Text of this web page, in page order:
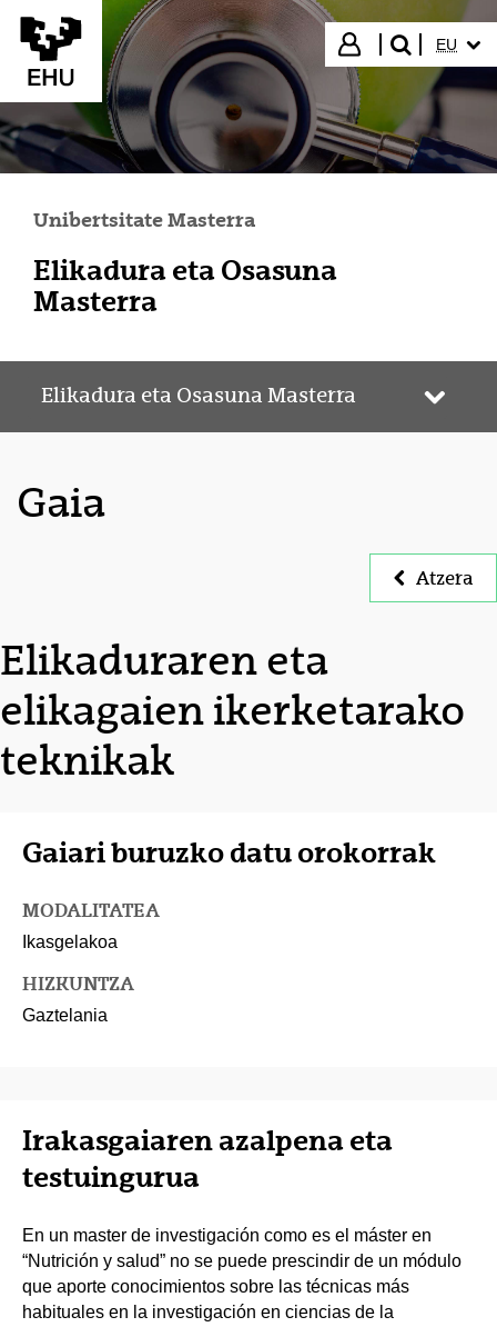
Eduki nagusira joan
Hasi saioa
bilatu"
EU
Unibertsitate Masterra
Elikadura eta Osasuna
Masterra
Elikadura eta Osasuna Masterra
Gaia
Atzera
Elikaduraren eta
elikagaien ikerketarako
teknikak
Gaiari buruzko datu orokorrak
MODALITATEA
Ikasgelakoa
HIZKUNTZA
Gaztelania
Irakasgaiaren azalpena eta
testuingurua
En un master de investigación como es el máster en
“Nutrición y salud” no se puede prescindir de un módulo
que aporte conocimientos sobre las técnicas más
habituales en la investigación en ciencias de la